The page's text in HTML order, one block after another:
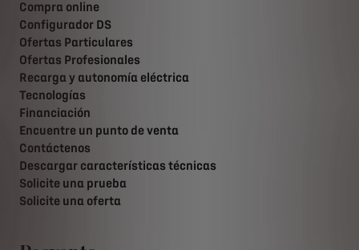
Compra online
Configurador DS
Ofertas Particulares
Ofertas Profesionales
Recarga y autonomía eléctrica
Tecnologías
Financiación
Encuentre un punto de venta
Contáctenos
Descargar características técnicas
Solicite una prueba
Solicite una oferta